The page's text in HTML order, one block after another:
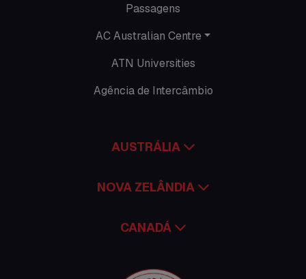
Trabalhar no exterior
Passagens
AC Australian Centre
ATN Universities
Agência de Intercâmbio
AUSTRÁLIA
NOVA ZELÂNDIA
CANADÁ